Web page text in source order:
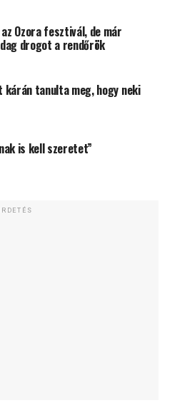
Ozora fesztivál, de már
drogot a rendőrök
kárán tanulta meg, hogy neki
is kell szeretet”